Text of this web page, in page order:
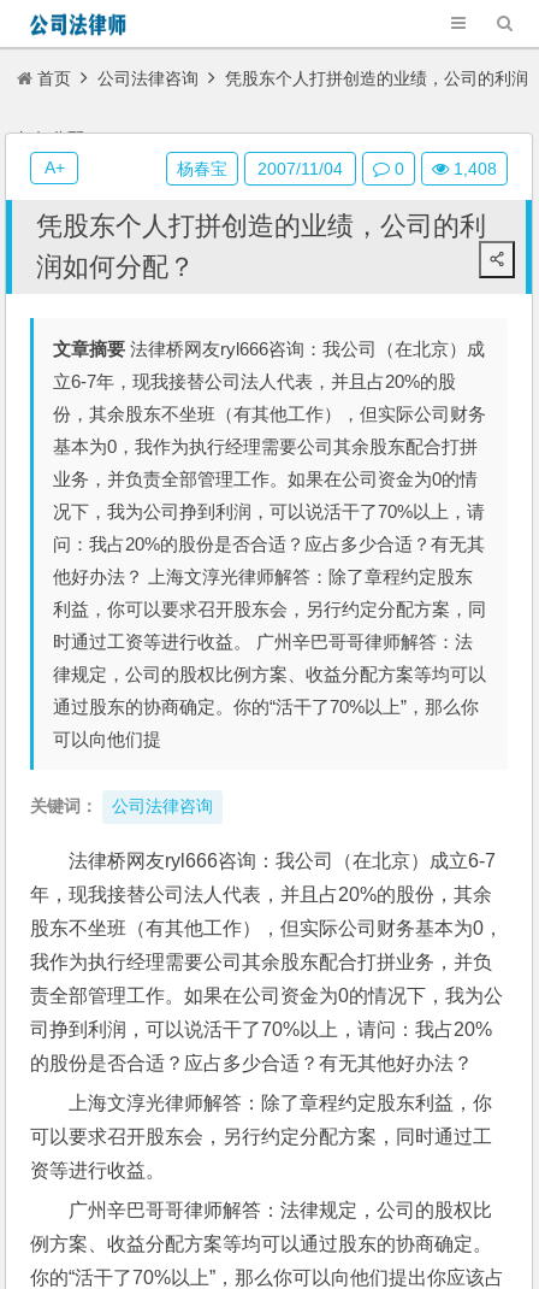
首页 公司法律咨询 凭股东个人打拼创造的业绩，公司的利润
如何分配？
凭股东个人打拼创造的业绩，公司的利
润如何分配？
文章摘要 法律桥网友ryl666咨询：我公司（在北京）成
立6-7年，现我接替公司法人代表，并且占20%的股
份，其余股东不坐班（有其他工作），但实际公司财务
基本为0，我作为执行经理需要公司其余股东配合打拼
业务，并负责全部管理工作。如果在公司资金为0的情
况下，我为公司挣到利润，可以说活干了70%以上，请
问：我占20%的股份是否合适？应占多少合适？有无其
他好办法？ 上海文淳光律师解答：除了章程约定股东
利益，你可以要求召开股东会，另行约定分配方案，同
时通过工资等进行收益。 广州辛巴哥哥律师解答：法
律规定，公司的股权比例方案、收益分配方案等均可以
通过股东的协商确定。你的“活干了70%以上”，那么你
可以向他们提
关键词： 公司法律咨询
法律桥网友ryl666咨询：我公司（在北京）成立6-7
年，现我接替公司法人代表，并且占20%的股份，其余
股东不坐班（有其他工作），但实际公司财务基本为0，
我作为执行经理需要公司其余股东配合打拼业务，并负
责全部管理工作。如果在公司资金为0的情况下，我为公
司挣到利润，可以说活干了70%以上，请问：我占20%
的股份是否合适？应占多少合适？有无其他好办法？
上海文淳光律师解答：除了章程约定股东利益，你
可以要求召开股东会，另行约定分配方案，同时通过工
资等进行收益。
广州辛巴哥哥律师解答：法律规定，公司的股权比
例方案、收益分配方案等均可以通过股东的协商确定。
你的“活干了70%以上”，那么你可以向他们提出你应该占
杨春宝 2007/11/04 0 1,408
A+